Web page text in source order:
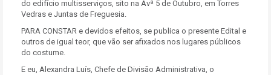
do edifício multisserviços, sito na Avª 5 de Outubro, em Torres
Vedras e Juntas de Freguesia.
PARA CONSTAR e devidos efeitos, se publica o presente Edital e
outros de igual teor, que vão ser afixados nos lugares públicos
do costume.
E eu, Alexandra Luís, Chefe de Divisão Administrativa, o